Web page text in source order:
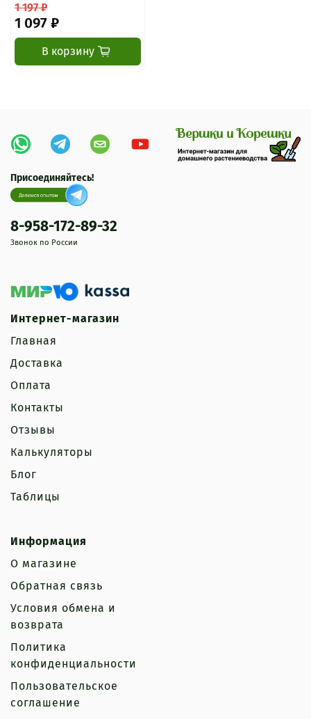
1 197 ₽
1 097 ₽
В корзину
Интернет-магазин
Главная
Доставка
Оплата
Контакты
Отзывы
Калькуляторы
Блог
Таблицы
Информация
О магазине
Обратная связь
Условия обмена и
возврата
Политика
конфиденциальности
Пользовательское
соглашение
Присоединяйтесь!
8-958-172-89-32
Звонок по России